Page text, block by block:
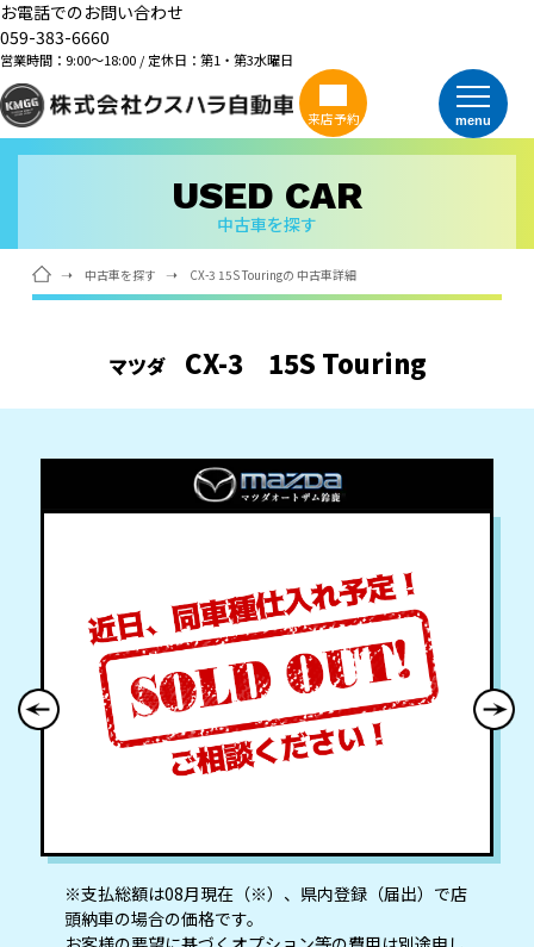
お電話でのお問い合わせ
059-383-6660
営業時間：9:00～18:00 / 定休日：第1・第3水曜日
来店予約 menu
USED CAR
中古車を探す
中古車を探す CX-3 15S Touringの 中古車詳細
マツダ CX-3 15S Touring
※⽀払総額は08⽉現在（※）、県内登録（届出）で店
頭納⾞の場合の価格です。